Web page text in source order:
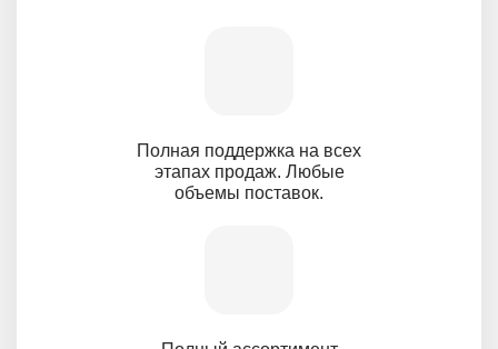
Полная поддержка на всех
этапах продаж. Любые
объемы поставок.